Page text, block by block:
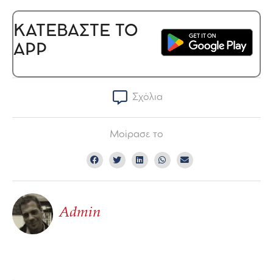
ΚΑΤΕΒΑΣΤΕ ΤΟ
APP
Σχόλια
Μοίρασε το
Admin